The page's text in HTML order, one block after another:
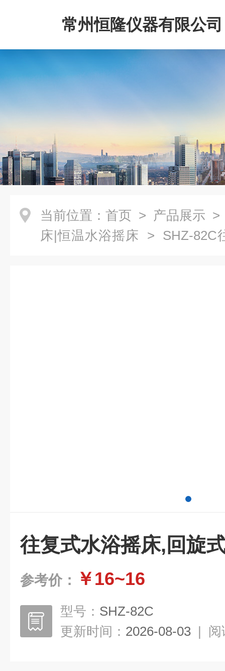
常州恒隆仪器有限公司
当前位置： 首页 > 产品展示
床|恒温水浴摇床 > SHZ-82C
往复式水浴摇床,回旋
参考价： ￥16~16
型号： SHZ-82C
更新时间： 2026-08-03 | 阅